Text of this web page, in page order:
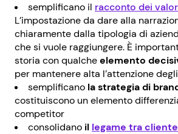
semplificano il racconto dei
L’impostazione da dare alla
chiaramente dalla tipologia di
che si vuole raggiungere. È
storia con qualcheelemento
per mantenere alta l’attenzione
semplificano la strategia di
costituiscono un elemento
competitor
consolidano il legame tra